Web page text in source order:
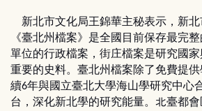
新北市文化局王錦華主秘表示，新
《臺北州檔案》是全國目前保存最完
單位的行政檔案，街庄檔案是研究國
重要的史料。臺北州檔案除了免費提
續6年與國立臺北大學海山學研究中心
台，深化新北學的研究能量。北臺都